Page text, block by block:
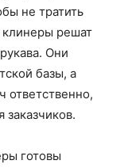
не тратить
клинеры решат
Они
базы, а
ответственно,
готовы